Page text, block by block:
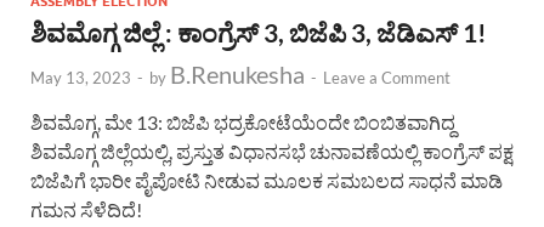
ಶಿವಮೊಗ್ಗ ಜಿಲ್ಲೆ : ಕಾಂಗ್ರೆಸ್ 3, ಬಿಜೆಪಿ 3, ಜೆಡಿಎಸ್ 1!
May 13, 2023 - by B.Renukesha - Leave a Comment
ಶಿವಮೊಗ್ಗ, ಮೇ 13: ಬಿಜೆಪಿ ಭದ್ರಕೋಟೆಯೆಂದೇ ಬಿಂಬಿತವಾಗಿದ್ದ
ಶಿವಮೊಗ್ಗ ಜಿಲ್ಲೆಯಲ್ಲಿ, ಪ್ರಸ್ತುತ ವಿಧಾನಸಭೆ ಚುನಾವಣೆಯಲ್ಲಿ ಕಾಂಗ್ರೆಸ್ ಪಕ್ಷ
ಬಿಜೆಪಿಗೆ ಭಾರೀ ಪೈಪೋಟಿ ನೀಡುವ ಮೂಲಕ ಸಮಬಲದ ಸಾಧನೆ ಮಾಡಿ
ಗಮನ ಸೆಳೆದಿದೆ!